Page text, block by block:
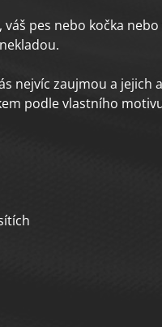
pes nebo kočka
nejvíc zaujmou a jejich
podle vlastního